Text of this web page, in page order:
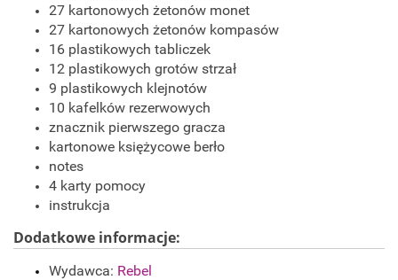
27 kartonowych żetonów monet
27 kartonowych żetonów kompasów
16 plastikowych tabliczek
12 plastikowych grotów strzał
9 plastikowych klejnotów
10 kafelków rezerwowych
znacznik pierwszego gracza
kartonowe księżycowe berło
notes
4 karty pomocy
instrukcja
Dodatkowe informacje:
Wydawca: Rebel